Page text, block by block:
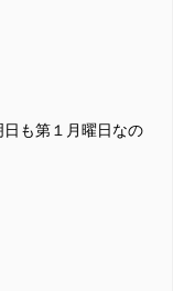
も第１月曜日なの